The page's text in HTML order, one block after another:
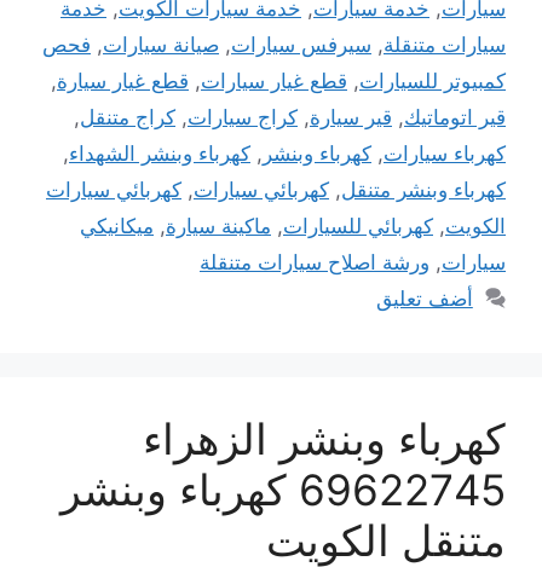
سيارات, خدمة سيارات, خدمة سيارات الكويت, خدمة
سيارات متنقلة, سيرفس سيارات, صيانة سيارات, فحص
كمبيوتر للسيارات, قطع غيار سيارات, قطع غيار سيارة,
قير اتوماتيك, قير سيارة, كراج سيارات, كراج متنقل,
كهرباء سيارات, كهرباء وبنشر , كهرباء وبنشر الشهداء,
كهرباء وبنشر متنقل, كهربائي سيارات, كهربائي سيارات
الكويت, كهربائي للسيارات, ماكينة سيارة, ميكانيكي
سيارات, ورشة اصلاح سيارات متنقلة
أضف تعليق
كهرباء وبنشر الزهراء
69622745 كهرباء وبنشر
متنقل الكويت